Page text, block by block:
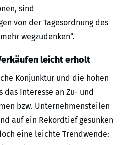
sind
von der Tagesordnung des
wegzudenken“.
leicht erholt
Konjunktur und die hohen
das Interesse an Zu- und
bzw. Unternehmensteilen
auf ein Rekordtief gesunken
eine leichte Trendwende: